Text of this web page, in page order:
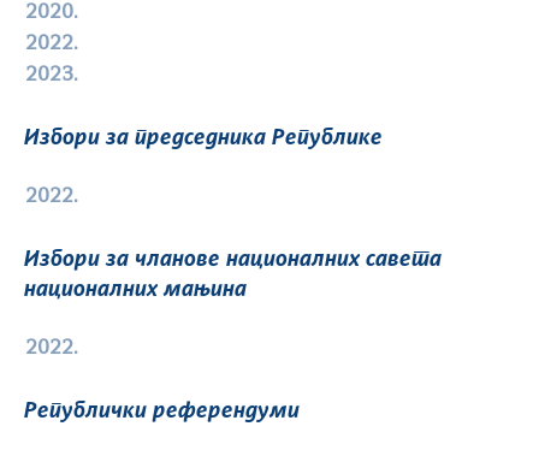
2020.
2022.
2023.
Избори за председника Републике
2022.
Избори за чланове националних савета
националних мањина
2022.
Републички референдуми